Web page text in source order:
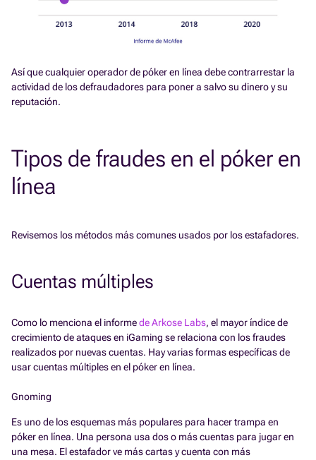
Así que cualquier operador de póker en línea debe contrarrestar la
actividad de los defraudadores para poner a salvo su dinero y su
reputación.
Tipos de fraudes en el póker en
línea
Revisemos los métodos más comunes usados por los estafadores.
Cuentas múltiples
Como lo menciona el informede Arkose Labs, el mayor índice de
crecimiento de ataques en iGaming se relaciona con los fraudes
realizados por nuevas cuentas. Hay varias formas específicas de
usar cuentas múltiples en el póker en línea.
Gnoming
Es uno de los esquemas más populares para hacer trampa en
póker en línea. Una persona usa dos o más cuentas para jugar en
una mesa. El estafador ve más cartas y cuenta con más